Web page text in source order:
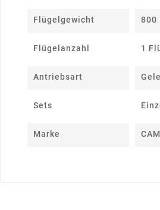
Flügelgewicht 800
Flügelanzahl 1
Antriebsart
Sets
Marke